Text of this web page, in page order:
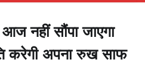
नहीं सौंपा जाएगा
करेगी अपना रुख साफ